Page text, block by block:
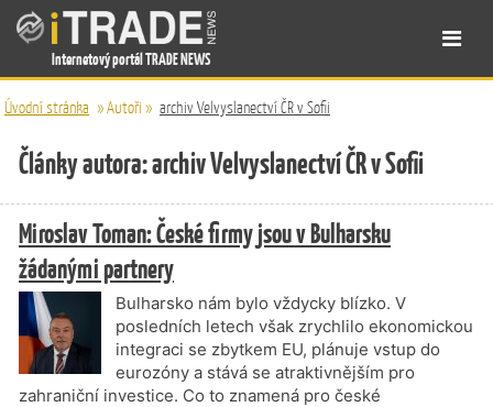
Internetový portál TRADE NEWS
Úvodní stránka »Autoři » archiv Velvyslanectví ČR v Sofii
Články autora: archiv Velvyslanectví ČR v Sofii
Miroslav Toman: České firmy jsou v Bulharsku
žádanými partnery
Bulharsko nám bylo vždycky blízko. V
posledních letech však zrychlilo ekonomickou
integraci se zbytkem EU, plánuje vstup do
eurozóny a stává se atraktivnějším pro
zahraniční investice. Co to znamená pro české